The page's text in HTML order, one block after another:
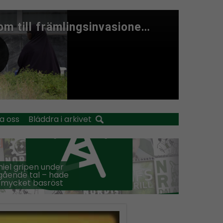
oss Bläddra i arkivet
gripen under
tal – hade
basröst